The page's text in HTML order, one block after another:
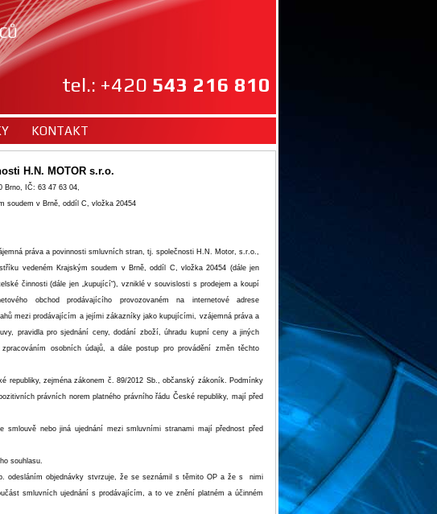
tel.: +420 543 216 810
KONTAKT
H.N. MOTOR s.r.o.
Brno, IČ: 63 47 63 04,
soudem v Brně, oddíl C, vložka 20454
práva a povinnosti smluvních stran, tj. společnosti H.N. Motor, s.r.o.,
vedeném Krajským soudem v Brně, oddíl C, vložka 20454 (dále jen
činnosti (dále jen „kupující“), vzniklé v souvislosti s prodejem a koupí
obchod prodávajícího provozovaném na internetové adrese
mezi prodávajícím a jejími zákazníky jako kupujícími, vzájemná práva a
pravidla pro sjednání ceny, dodání zboží, úhradu kupní ceny a jiných
osobních údajů, a dále postup pro provádění změn těchto
republiky, zejména zákonem č. 89/2012 Sb., občanský zákoník. Podmínky
právních norem platného právního řádu České republiky, mají před
nebo jiná ujednání mezi smluvními stranami mají přednost před
souhlasu.
odesláním objednávky stvrzuje, že se seznámil s těmito OP a že s nimi
smluvních ujednání s prodávajícím, a to ve znění platném a účinném